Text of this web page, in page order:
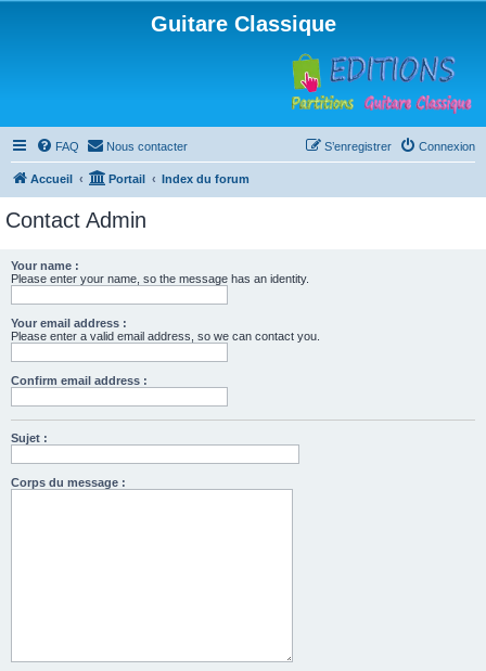
Guitare Classique
FAQ Nous contacter Connexion
S’enregistrer
Accueil Portail Index du forum
Contact Admin
Your name :
Please enter your name, so the message has an identity.
Your email address :
Please enter a valid email address, so we can contact you.
Confirm email address :
Sujet :
Corps du message :